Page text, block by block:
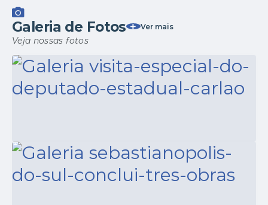
Galeria de Fotos
Veja nossas fotos
Ver mais
ASSISTÊNCIA SOCIAL
Visita especial do Deputado Estadual Carlão